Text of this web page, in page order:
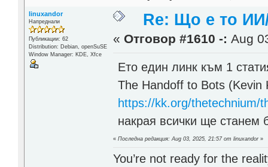
linuxandor
Напреднали
Публикации: 62
Distribution: Debian, openSuSE
Window Manager: KDE, Xfce
Re: Що е то
« Отговор #1610 -: Aug
Ето един линк към 1
The Handoff to Bots (Kevin
https://kk.org/thetechnium/
накрая всички ще станем
«Последна редакция: Aug 03, 2025, 21:57 от linuxandor»
You’re not ready for the